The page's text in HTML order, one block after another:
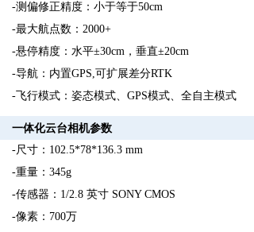
-测偏修正精度：小于等于50cm
-最大航点数：2000+
-悬停精度：水平±30cm，垂直±20cm
-导航：内置GPS,可扩展差分RTK
-飞行模式：姿态模式、GPS模式、全自主模式
一体化云台相机参数
-尺寸：102.5*78*136.3 mm
-重量：345g
-传感器：1/2.8 英寸 SONY CMOS
-像素：700万